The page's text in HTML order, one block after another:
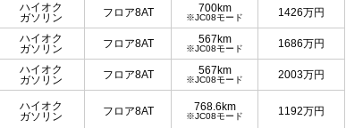
ハイオク
ガソリン
フロア8AT 700km
※JC08モード 1426万円
ハイオク
ガソリン
フロア8AT 567km
※JC08モード 1686万円
ハイオク
ガソリン
フロア8AT 567km
※JC08モード 2003万円
ハイオク
ガソリン
フロア8AT 768.6km
※JC08モード 1192万円